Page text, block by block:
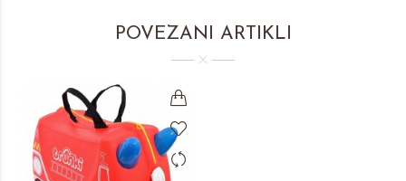
POVEZANI ARTIKLI